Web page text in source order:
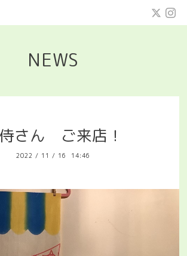
NEWS
さん ご来店！
2022 / 11 / 16 14:46